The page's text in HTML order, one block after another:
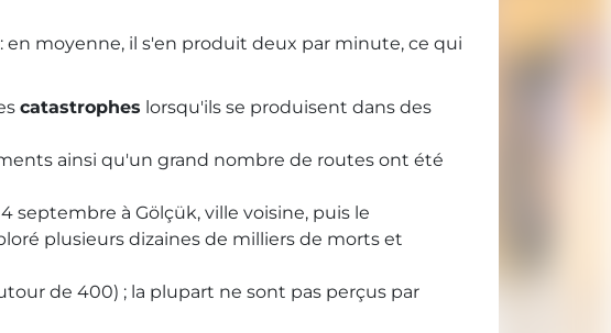
en moyenne, il s'en produit deux par minute, ce qui
catastrophes lorsqu'ils se produisent dans des
ainsi qu'un grand nombre de routes ont été
septembre à Gölçük, ville voisine, puis le
plusieurs dizaines de milliers de morts et
de 400) ; la plupart ne sont pas perçus par